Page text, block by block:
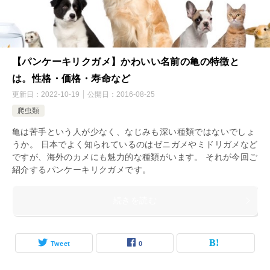
【パンケーキリクガメ】かわいい名前の亀の特徴と
は。性格・価格・寿命など
更新日： 2022-10-19 公開日： 2016-08-25
爬虫類
亀は苦手という人が少なく、なじみも深い種類ではないでしょ
うか。 日本でよく知られているのはゼニガメやミドリガメなど
ですが、海外のカメにも魅力的な種類がいます。 それが今回ご
紹介するパンケーキリクガメです。
Tweet 0